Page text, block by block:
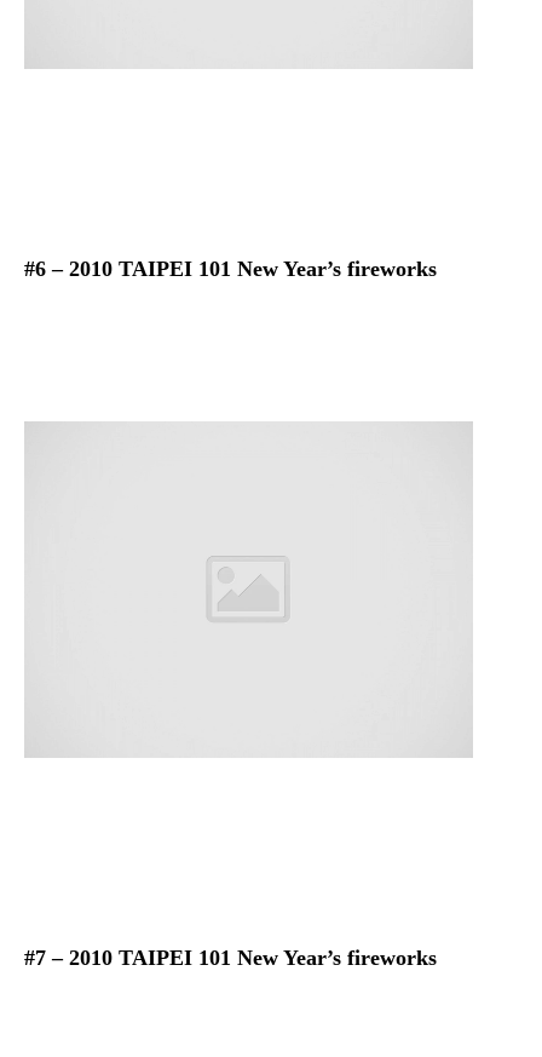
#6 – 2010 TAIPEI 101 New Year’s fireworks
#7 – 2010 TAIPEI 101 New Year’s fireworks